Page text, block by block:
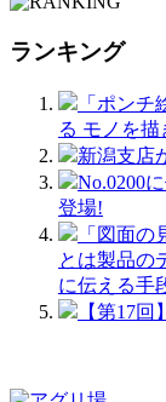
ランキング
「ポン
る モノを描
新潟支店
No.0200
登場!
「図面
とは製品の
に伝える手
【第17